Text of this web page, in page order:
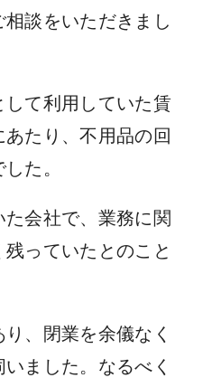
談をいただきまし
て利用していた賃
たり、不用品の回
た。
会社で、業務に関
っていたとのこと
、閉業を余儀なく
ました。なるべく